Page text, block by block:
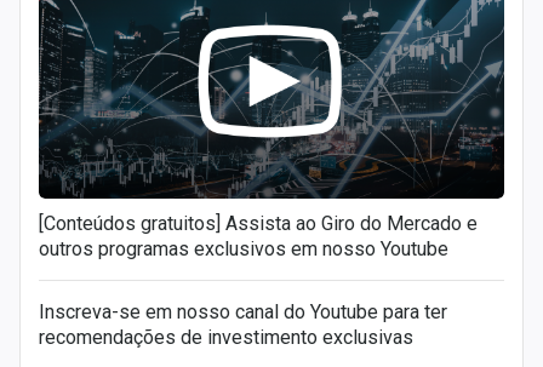
[Conteúdos gratuitos] Assista ao Giro do Mercado e
outros programas exclusivos em nosso Youtube
Inscreva-se em nosso canal do Youtube para ter
recomendações de investimento exclusivas